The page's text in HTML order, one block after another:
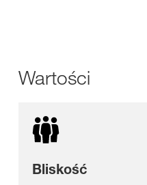
Wartości
Bliskość